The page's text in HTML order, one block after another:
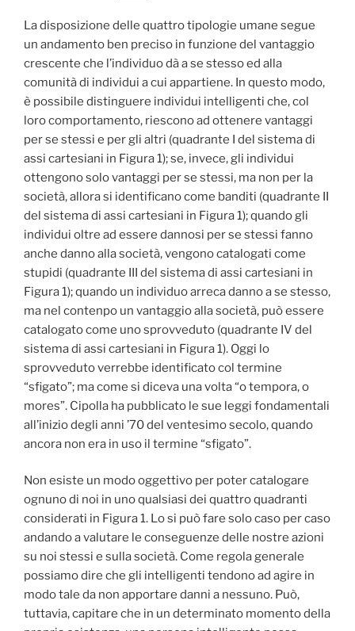
La disposizione delle quattro tipologie umane segue
un andamento ben preciso in funzione del vantaggio
crescente che l’individuo dà a se stesso ed alla
comunità di individui a cui appartiene. In questo modo,
è possibile distinguere individui intelligenti che, col
loro comportamento, riescono ad ottenere vantaggi
per se stessi e per gli altri (quadrante I del sistema di
assi cartesiani in Figura 1); se, invece, gli individui
ottengono solo vantaggi per se stessi, ma non per la
società, allora si identificano come banditi (quadrante II
del sistema di assi cartesiani in Figura 1); quando gli
individui oltre ad essere dannosi per se stessi fanno
anche danno alla società, vengono catalogati come
stupidi (quadrante III del sistema di assi cartesiani in
Figura 1); quando un individuo arreca danno a se stesso,
ma nel contenpo un vantaggio alla società, può essere
catalogato come uno sprovveduto (quadrante IV del
sistema di assi cartesiani in Figura 1). Oggi lo
sprovveduto verrebbe identificato col termine
“sfigato”; ma come si diceva una volta “o tempora, o
mores”. Cipolla ha pubblicato le sue leggi fondamentali
all’inizio degli anni ’70 del ventesimo secolo, quando
ancora non era in uso il termine “sfigato”.
Non esiste un modo oggettivo per poter catalogare
ognuno di noi in uno qualsiasi dei quattro quadranti
considerati in Figura 1. Lo si può fare solo caso per caso
andando a valutare le conseguenze delle nostre azioni
su noi stessi e sulla società. Come regola generale
possiamo dire che gli intelligenti tendono ad agire in
modo tale da non apportare danni a nessuno. Può,
tuttavia, capitare che in un determinato momento della